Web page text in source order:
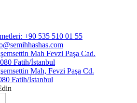
+90 535 510 01 55
Mah Fevzi Paşa Cad.
Fatih/İstanbul
Mah, Fevzi Paşa Cd.
Fatih/İstanbul